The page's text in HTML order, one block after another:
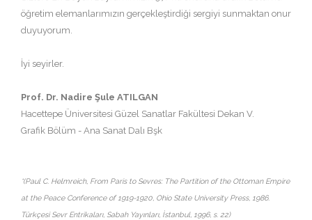
öğretim elemanlarımızın gerçekleştirdiği sergiyi sunmaktan onur
duyuyorum.
İyi seyirler.
Prof. Dr. Nadire Şule ATILGAN
Hacettepe Üniversitesi Güzel Sanatlar Fakültesi Dekan V.
Grafik Bölüm - Ana Sanat Dalı Bşk
*(Paul C. Helmreich, From Paris to Sevres: The Partition of the Ottoman Empire
at the Peace Conference of 1919-1920, Ohio State University Press, 1986.
Türkçesi Sevr Entrikaları, Sabah Yayınları, İstanbul, 1996, s. 22)